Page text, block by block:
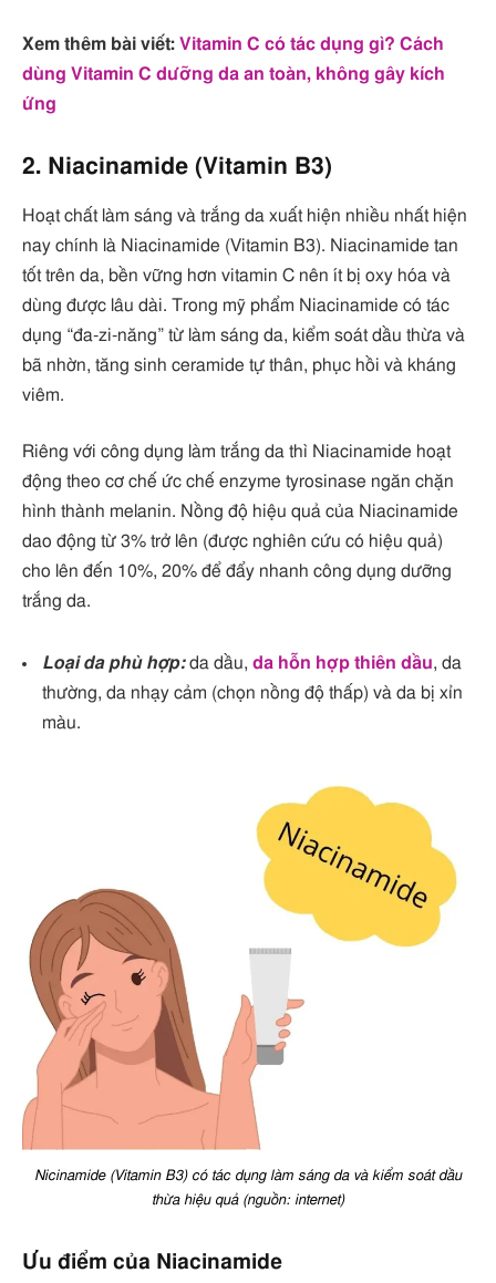
Xem thêm bài viết: Vitamin C có tác dụng gì? Cách
dùng Vitamin C dưỡng da an toàn, không gây kích
ứng
2. Niacinamide (Vitamin B3)
Hoạt chất làm sáng và trắng da xuất hiện nhiều nhất hiện
nay chính là Niacinamide (Vitamin B3). Niacinamide tan
tốt trên da, bền vững hơn vitamin C nên ít bị oxy hóa và
dùng được lâu dài. Trong mỹ phẩm Niacinamide có tác
dụng “đa-zi-năng” từ làm sáng da, kiểm soát dầu thừa và
bã nhờn, tăng sinh ceramide tự thân, phục hồi và kháng
viêm.
Riêng với công dụng làm trắng da thì Niacinamide hoạt
động theo cơ chế ức chế enzyme tyrosinase ngăn chặn
hình thành melanin. Nồng độ hiệu quả của Niacinamide
dao động từ 3% trở lên (được nghiên cứu có hiệu quả)
cho lên đến 10%, 20% để đẩy nhanh công dụng dưỡng
trắng da.
Loại da phù hợp: da dầu, da hỗn hợp thiên dầu, da
thường, da nhạy cảm (chọn nồng độ thấp) và da bị xỉn
màu.
Nicinamide (Vitamin B3) có tác dụng làm sáng da và kiểm soát dầu
thừa hiệu quả (nguồn: internet)
Ưu điểm của Niacinamide